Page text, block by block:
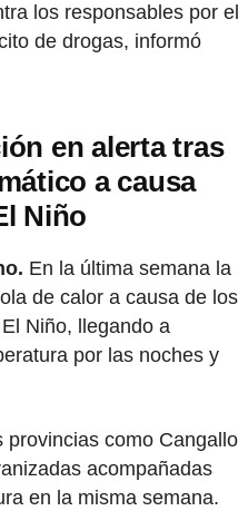
los responsables por el
de drogas, informó
en alerta tras
a causa
Niño
En la última semana la
de calor a causa de los
Niño, llegando a
por las noches y
provincias como Cangallo
acompañadas
en la misma semana.